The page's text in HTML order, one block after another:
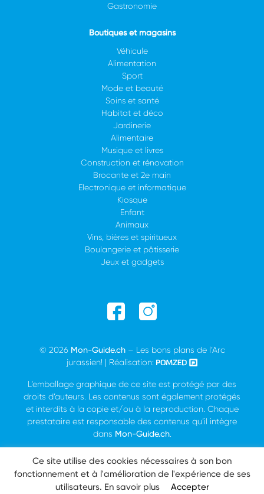
Gastronomie
Boutiques et magasins
Véhicule
Alimentation
Sport
Mode et beauté
Soins et santé
Habitat et déco
Jardinerie
Alimentaire
Musique et livres
Construction et rénovation
Brocante et 2e main
Electronique et informatique
Kiosque
Enfant
Animaux
Vins, bières et spiritueux
Boulangerie et pâtisserie
Jeux et gadgets
© 2026 Mon-Guide.ch– Les bons plans de l’Arc
jurassien! | Réalisation:
L’emballage graphique de ce site est protégé par des
droits d’auteurs. Les contenus sont également protégés
et interdits à la copie et/ou à la reproduction. Chaque
prestataire est responsable des contenus qu’il intègre
dans Mon-Guide.ch.
Conditions générales et droits d'auteur
Ce site utilise des cookies nécessaires à son bon
fonctionnement et à l'amélioration de l'expérience de ses
utilisateurs. En savoir plus Accepter